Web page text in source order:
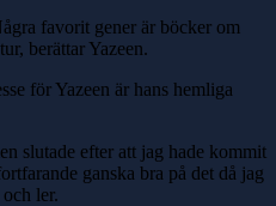
favorit gener är böcker om
berättar Yazeen.
för Yazeen är hans hemliga
slutade efter att jag hade kommit
ganska bra på det då jag
ler.